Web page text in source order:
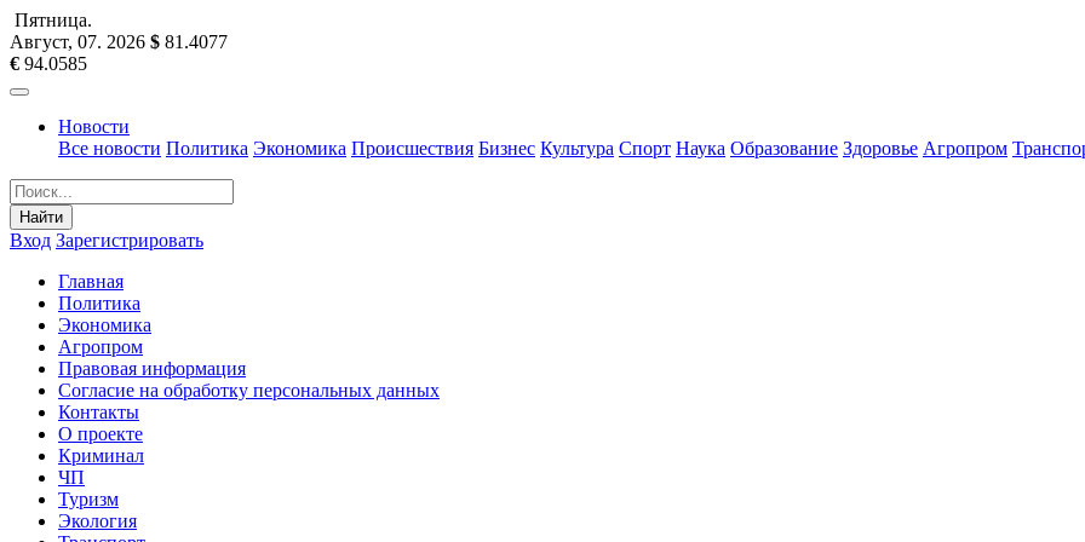
Пятница.
Август, 07. 2026 $ 81.4077
€ 94.0585
Новости
Все новости Политика Экономика Происшествия Бизнес Культура Спорт Наука Образование Здоровье Агропром
Найти
Вход Зарегистрировать
Главная
Политика
Экономика
Агропром
Правовая информация
Согласие на обработку персональных данных
Контакты
О проекте
Криминал
ЧП
Туризм
Экология